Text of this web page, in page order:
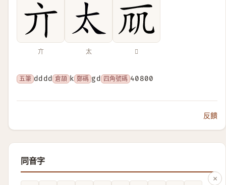
亣 太 𠘲
五筆 dddd 倉頡 k 鄭碼 gd 四角號碼 40800
反饋
同音字
×